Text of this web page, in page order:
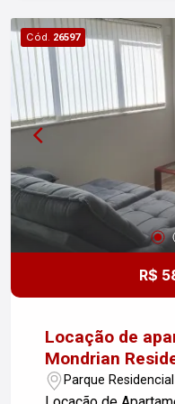
Cód. 26597
R$
Locação de
Mondrian
Parque
Campos/SP